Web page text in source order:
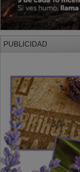
PUBLICIDAD